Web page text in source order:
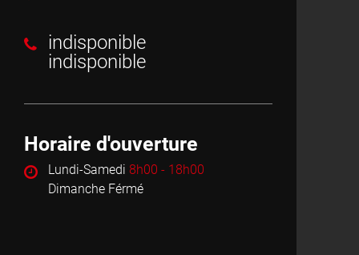
indisponible
indisponible
Horaire d'ouverture
Lundi-Samedi 8h00 - 18h00
Dimanche Férmé